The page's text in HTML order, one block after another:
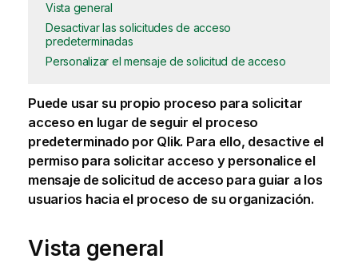
Vista general
Desactivar las solicitudes de acceso
predeterminadas
Personalizar el mensaje de solicitud de acceso
Puede usar su propio proceso para solicitar
acceso en lugar de seguir el proceso
predeterminado por Qlik. Para ello, desactive el
permiso para solicitar acceso y personalice el
mensaje de solicitud de acceso para guiar a los
usuarios hacia el proceso de su organización.
Vista general